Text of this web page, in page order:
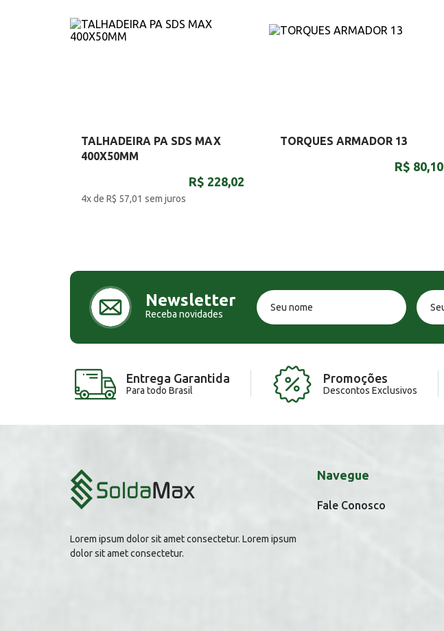
TALHADEIRA PA SDS MAX
400X50MM
R$ 228,02
4x de R$ 57,01 sem juros
TORQUES ARMADOR 13
R$ 80,10
Newsletter
Receba novidades
Entrega Garantida
Para todo Brasil
Promoções
Descontos Exclusivos
Lorem ipsum dolor sit amet consectetur. Lorem ipsum
dolor sit amet consectetur.
Navegue
Fale Conosco